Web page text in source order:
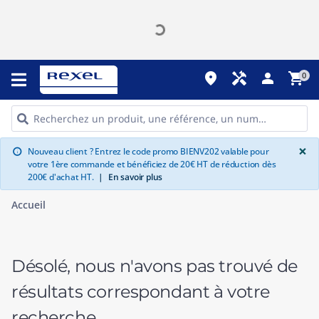
place handyman person shopping_cart0
info Nouveau client ? Entrez le code promo BIENV202 valable pour
votre 1ère commande et bénéficiez de 20€ HT de réduction dès
200€ d'achat HT. | En savoir plus
×
Accueil
Désolé, nous n'avons pas trouvé de
résultats correspondant à votre